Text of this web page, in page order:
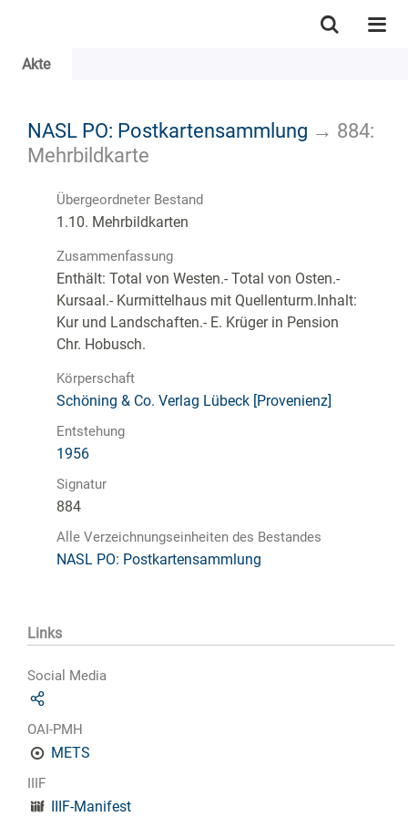
Akte
NASL PO: Postkartensammlung → 884:
Mehrbildkarte
Übergeordneter Bestand
1.10. Mehrbildkarten
Zusammenfassung
Enthält: Total von Westen.- Total von Osten.-
Kursaal.- Kurmittelhaus mit Quellenturm.Inhalt:
Kur und Landschaften.- E. Krüger in Pension
Chr. Hobusch.
Körperschaft
Schöning & Co. Verlag Lübeck [Provenienz]
Entstehung
1956
Signatur
884
Alle Verzeichnungseinheiten des Bestandes
NASL PO: Postkartensammlung
Links
Social Media
OAI-PMH
METS
IIIF
IIIF-Manifest